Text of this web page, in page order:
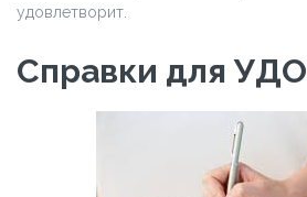
удовлетворит.
Справки для УДО